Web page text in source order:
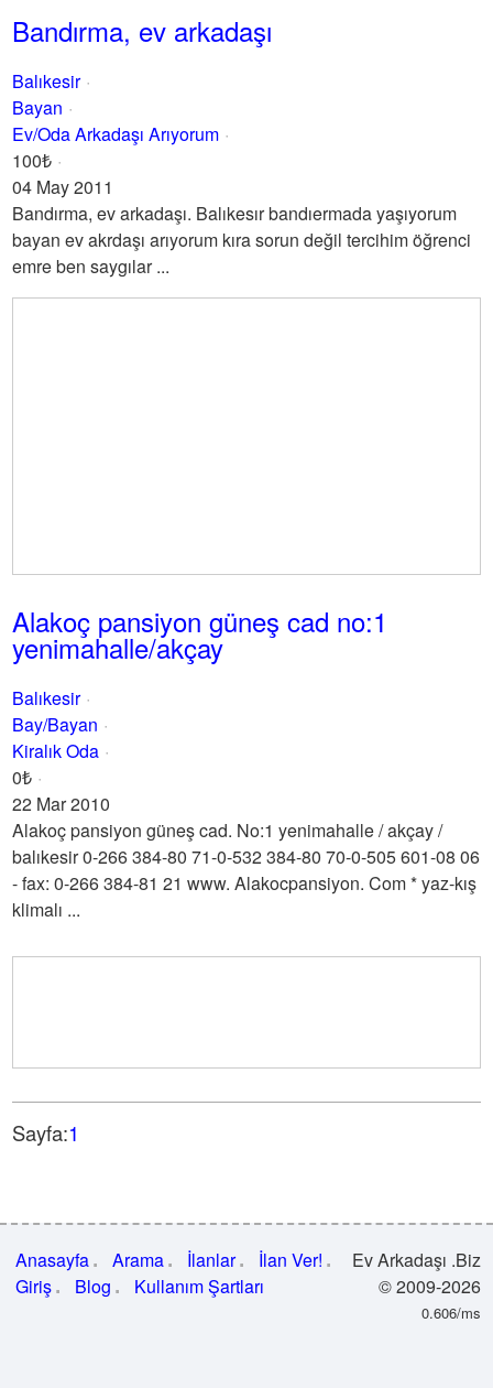
Bandırma, ev arkadaşı
Balıkesir
Bayan
Ev/Oda Arkadaşı Arıyorum
100₺
04 May 2011
Bandırma, ev arkadaşı. Balıkesır bandıermada yaşıyorum
bayan ev akrdaşı arıyorum kıra sorun değil tercihim öğrenci
emre ben saygılar ...
Alakoç pansiyon güneş cad no:1
yenimahalle/akçay
Balıkesir
Bay/Bayan
Kiralık Oda
0₺
22 Mar 2010
Alakoç pansiyon güneş cad. No:1 yenimahalle / akçay /
balıkesir 0-266 384-80 71-0-532 384-80 70-0-505 601-08 06
- fax: 0-266 384-81 21 www. Alakocpansiyon. Com * yaz-kış
klimalı ...
Sayfa:1
Anasayfa Arama İlanlar
İlan Ver!
Giriş
Blog Kullanım Şartları
Ev Arkadaşı .Biz
© 2009-2026
0.606/ms